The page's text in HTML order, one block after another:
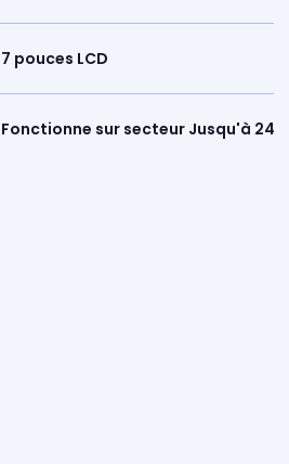
7 pouces LCD
Fonctionne sur secteur Jusqu'à